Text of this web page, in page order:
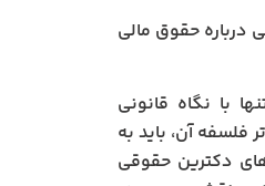
حقوق مالی
با نگاه قانونی
فلسفه آن، باید به
دکترین حقوقی